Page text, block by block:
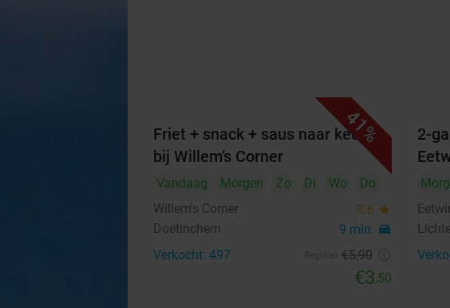
41%
Friet + snack + saus naar keuze
bij Willem’s Corner
Vandaag Morgen Zo Di Wo
Do
Willem's Corner
9.6 star
Doetinchem 9 min. directions_car
Verkocht: 497 €5,90
€3,50
2-